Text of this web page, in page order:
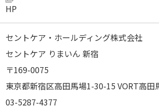
セントケア・ホールディング株式会社
セントケア りまいん 新宿
169-0075
東京都新宿区高田馬場1-30-15 VORT高田
03-5287-4377